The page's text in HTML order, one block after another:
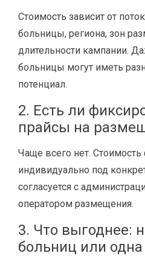
Стоимость зависит от
больницы, региона, зон
длительности кампании.
больницы могут иметь
потенциал.
2. Есть ли
прайсы на
Чаще всего нет.
индивидуально под
согласуется с
оператором размещения.
3. Что выгоднее:
больниц или одна